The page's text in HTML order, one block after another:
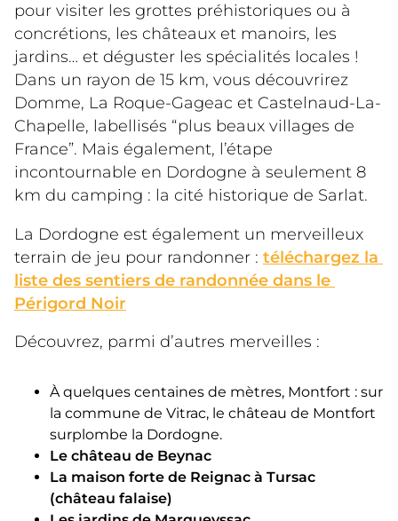
pour visiter les grottes préhistoriques ou à
concrétions, les châteaux et manoirs, les
jardins… et déguster les spécialités locales !
Dans un rayon de 15 km, vous découvrirez
Domme, La Roque-Gageac et Castelnaud-La-
Chapelle, labellisés “plus beaux villages de
France”. Mais également, l’étape
incontournable en Dordogne à seulement 8
km du camping : la cité historique de Sarlat.
La Dordogne est également un merveilleux
terrain de jeu pour randonner : téléchargez la
liste des sentiers de randonnée dans le
Périgord Noir
Découvrez, parmi d’autres merveilles :
À quelques centaines de mètres, Montfort : sur
la commune de Vitrac, le château de Montfort
surplombe la Dordogne.
Le château de Beynac
La maison forte de Reignac à Tursac
(château falaise)